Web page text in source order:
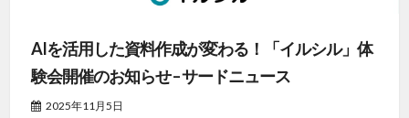
AIを活用した資料作成が変わる！「イルシル」体
験会開催のお知らせ – サードニュース
2025年11月5日